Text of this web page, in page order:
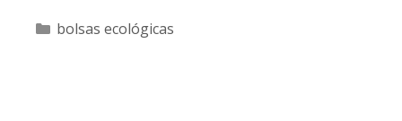
Categorías
bolsas ecológicas